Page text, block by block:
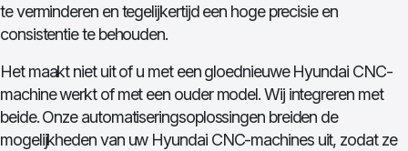
te verminderen en tegelijkertijd een hoge precisie en
consistentie te behouden.
Het maakt niet uit of u met een gloednieuwe Hyundai CNC-
machine werkt of met een ouder model. Wij integreren met
beide. Onze automatiseringsoplossingen breiden de
mogelijkheden van uw Hyundai CNC-machines uit, zodat ze